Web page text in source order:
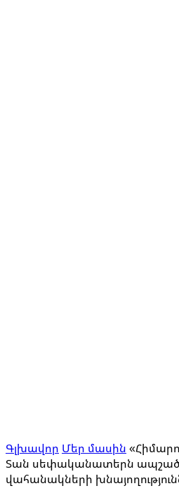
Գլխավոր Մեր մասին
Տան սեփականատերն ապշած
վահանակների